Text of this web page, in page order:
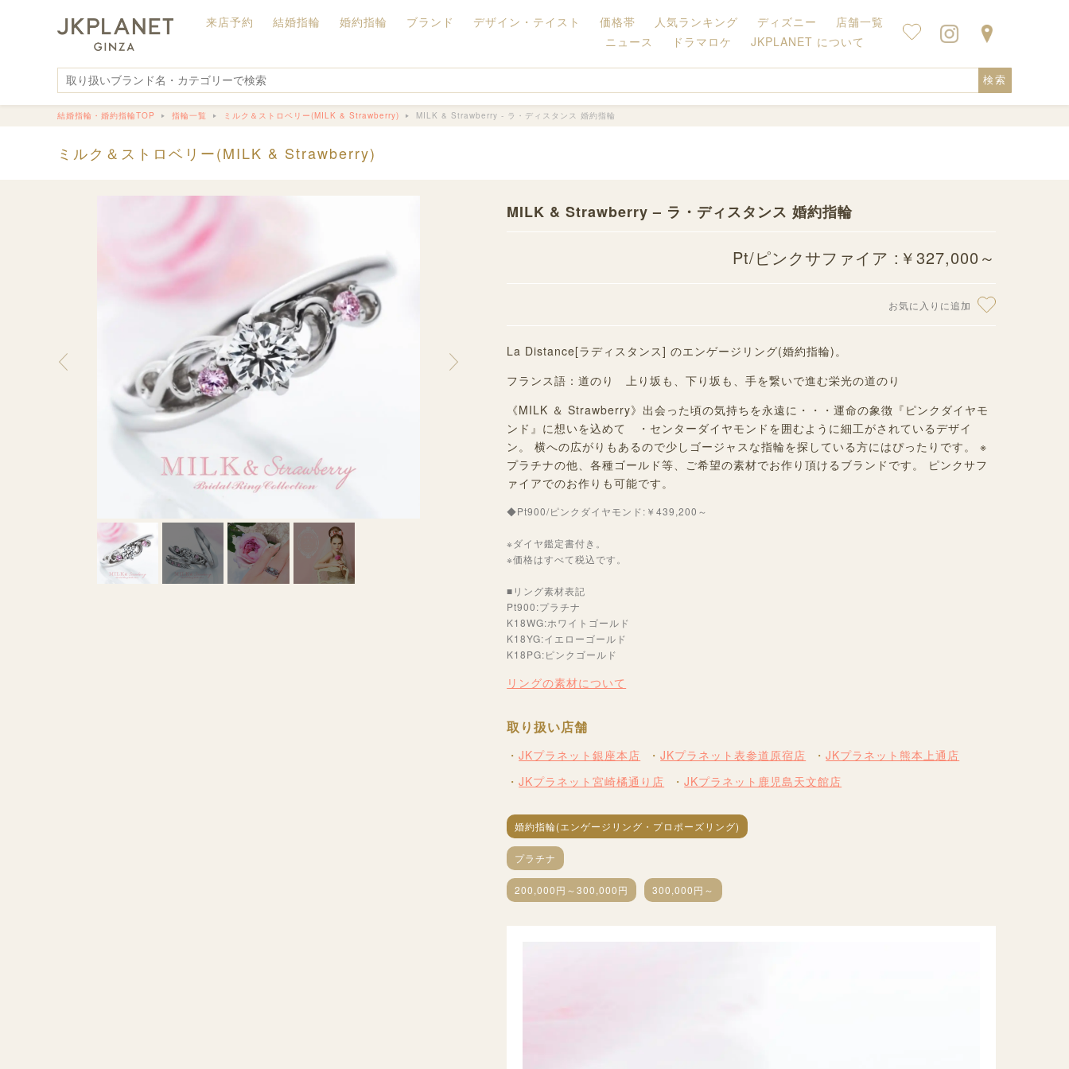
来店予約 結婚指輪 婚約指輪 ブランド デザイン・テイスト 価格帯 人気ランキング ディズニー
店舗一覧
ニュース
ドラマロケ JKPLANET について
検索
結婚指輪・婚約指輪TOP 指輪一覧 ミルク＆ストロベリー(MILK & Strawberry) MILK & Strawberry - ラ・ディスタンス 婚約指輪
ミルク＆ストロベリー(MILK & Strawberry)
MILK & Strawberry – ラ・ディスタンス 婚約指輪
Pt/ピンクサファイア :￥327,000～
お気に入りに追加
La Distance[ラディスタンス] のエンゲージリング(婚約指輪)。
フランス語：道のり 上り坂も、下り坂も、手を繋いで進む栄光の道のり
《MILK ＆ Strawberry》出会った頃の気持ちを永遠に・・・運命の象徴『ピンクダイヤモ
ンド』に想いを込めて ・センターダイヤモンドを囲むように細工がされているデザイ
ン。 横への広がりもあるので少しゴージャスな指輪を探している方にはぴったりです。 ※
プラチナの他、各種ゴールド等、ご希望の素材でお作り頂けるブランドです。 ピンクサフ
ァイアでのお作りも可能です。
◆Pt900/ピンクダイヤモンド:￥439,200～
※ダイヤ鑑定書付き。
※価格はすべて税込です。
■リング素材表記
Pt900:プラチナ
K18WG:ホワイトゴールド
K18YG:イエローゴールド
K18PG:ピンクゴールド
リングの素材について
取り扱い店舗
JKプラネット銀座本店 JKプラネット表参道原宿店
JKプラネット熊本上通店
JKプラネット宮崎橘通り店
JKプラネット鹿児島天文館店
婚約指輪(エンゲージリング・プロポーズリング)
プラチナ
200,000円～300,000円 300,000円～